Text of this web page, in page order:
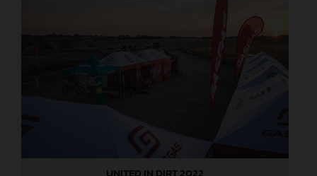
UNITED IN DIRT 2022